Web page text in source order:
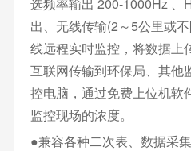
出、无线传输(2～5公里或
线远程实时监控，将数据上
互联网传输到环保局、其他
控电脑，通过免费上位机软
监控现场的浓度。
●兼容各种二次表、数据采